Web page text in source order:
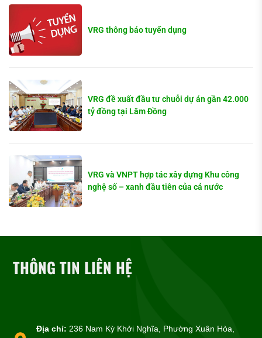
VRG thông báo tuyển dụng
VRG đề xuất đầu tư chuỗi dự án gần 42.000
tỷ đồng tại Lâm Đồng
VRG và VNPT hợp tác xây dựng Khu công
nghệ số – xanh đầu tiên của cả nước
THÔNG TIN LIÊN HỆ
Địa chỉ: 236 Nam Kỳ Khởi Nghĩa, Phường Xuân Hòa,